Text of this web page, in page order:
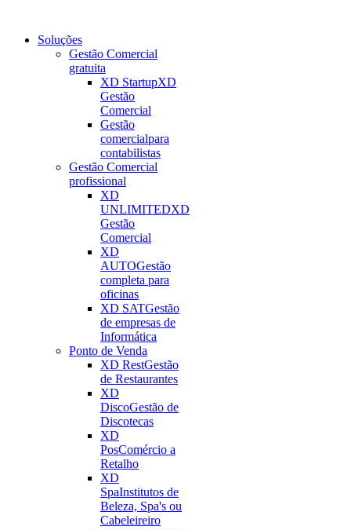
Soluções
Gestão Comercial
gratuita
XD StartupXD
Gestão
Comercial
Gestão
comercialpara
contabilistas
Gestão Comercial
profissional
XD
UNLIMITEDXD
Gestão
Comercial
XD
AUTOGestão
completa para
oficinas
XD SATGestão
de empresas de
Informática
Ponto de Venda
XD RestGestão
de Restaurantes
XD
DiscoGestão de
Discotecas
XD
PosComércio a
Retalho
XD
SpaInstitutos de
Beleza, Spa's ou
Cabeleireiro